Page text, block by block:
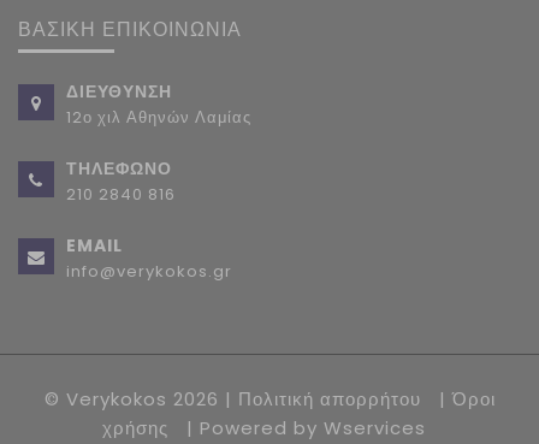
ΒΑΣΙΚΗ ΕΠΙΚΟΙΝΩΝΙΑ
ΔΙΕΥΘΥΝΣΗ
12ο χιλ Αθηνών Λαμίας
ΤΗΛΕΦΩΝΟ
210 2840 816
EMAIL
info@verykokos.gr
© Verykokos 2026 | Πολιτική απορρήτου |Όροι
χρήσης
| Powered by Wservices